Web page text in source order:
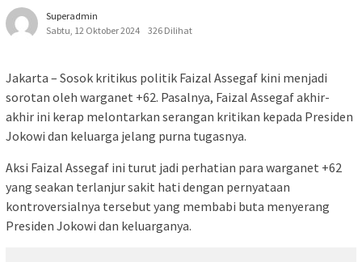
Superadmin
Sabtu, 12 Oktober 2024
326 Dilihat
Jakarta – Sosok kritikus politik Faizal Assegaf kini menjadi
sorotan oleh warganet +62. Pasalnya, Faizal Assegaf akhir-
akhir ini kerap melontarkan serangan kritikan kepada Presiden
Jokowi dan keluarga jelang purna tugasnya.
Aksi Faizal Assegaf ini turut jadi perhatian para warganet +62
yang seakan terlanjur sakit hati dengan pernyataan
kontroversialnya tersebut yang membabi buta menyerang
Presiden Jokowi dan keluarganya.